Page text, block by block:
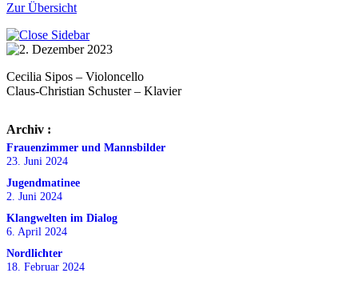
Zur Übersicht
Cecilia Sipos – Violoncello
Claus-Christian Schuster – Klavier
Archiv :
Frauenzimmer und Mannsbilder
23. Juni 2024
Jugendmatinee
2. Juni 2024
Klangwelten im Dialog
6. April 2024
Nordlichter
18. Februar 2024